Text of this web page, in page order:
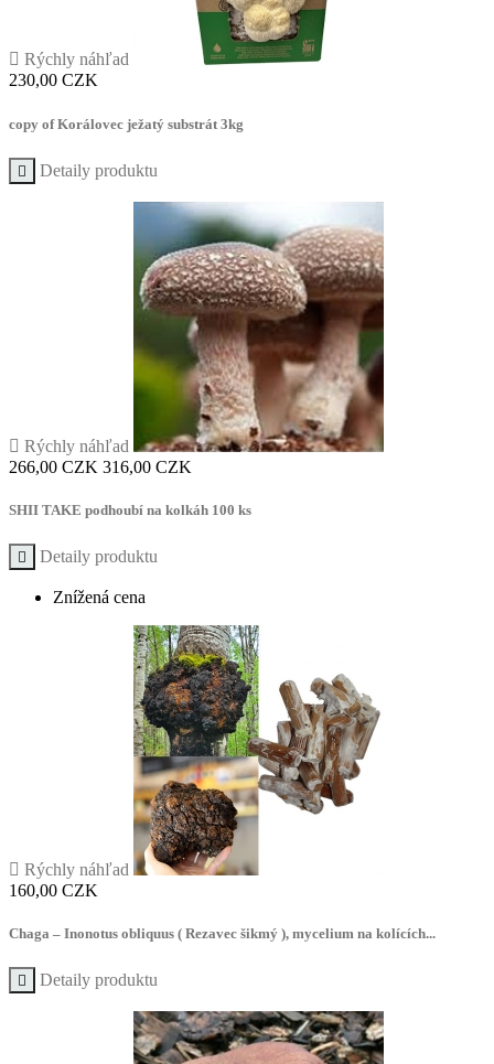
 Rýchly náhľad
Cena
230,00 CZK
copy of Korálovec ježatý substrát 3kg
 Detaily produktu
 Rýchly náhľad
Cena
266,00 CZK Základná
316,00 CZK
SHII TAKE podhoubí na kolkáh 100 ks
 Detaily produktu
Znížená cena
 Rýchly náhľad
Cena
160,00 CZK
Chaga – Inonotus obliquus ( Rezavec šikmý ), mycelium na kolících...
 Detaily produktu